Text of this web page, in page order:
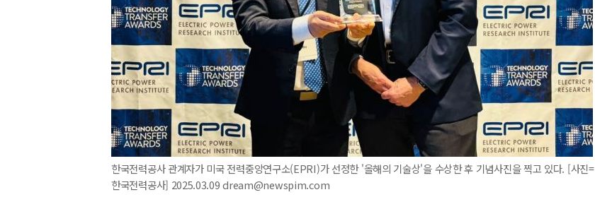
한국전력공사 관계자가 미국 전력중앙연구소(EPRI)가 선정한 '올해의 기술상'을 수상한 후 기념사진을 찍고 있다. [사진=
한국전력공사] 2025.03.09 dream@newspim.com